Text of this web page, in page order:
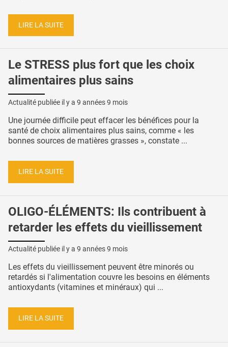
LIRE LA SUITE
Le STRESS plus fort que les choix
alimentaires plus sains
Actualité publiée il y a 9 années 9 mois
Une journée difficile peut effacer les bénéfices pour la
santé de choix alimentaires plus sains, comme « les
bonnes sources de matières grasses », constate ...
LIRE LA SUITE
OLIGO-ÉLÉMENTS: Ils contribuent à
retarder les effets du vieillissement
Actualité publiée il y a 9 années 9 mois
Les effets du vieillissement peuvent être minorés ou
retardés si l'alimentation couvre les besoins en éléments
antioxydants (vitamines et minéraux) qui ...
LIRE LA SUITE